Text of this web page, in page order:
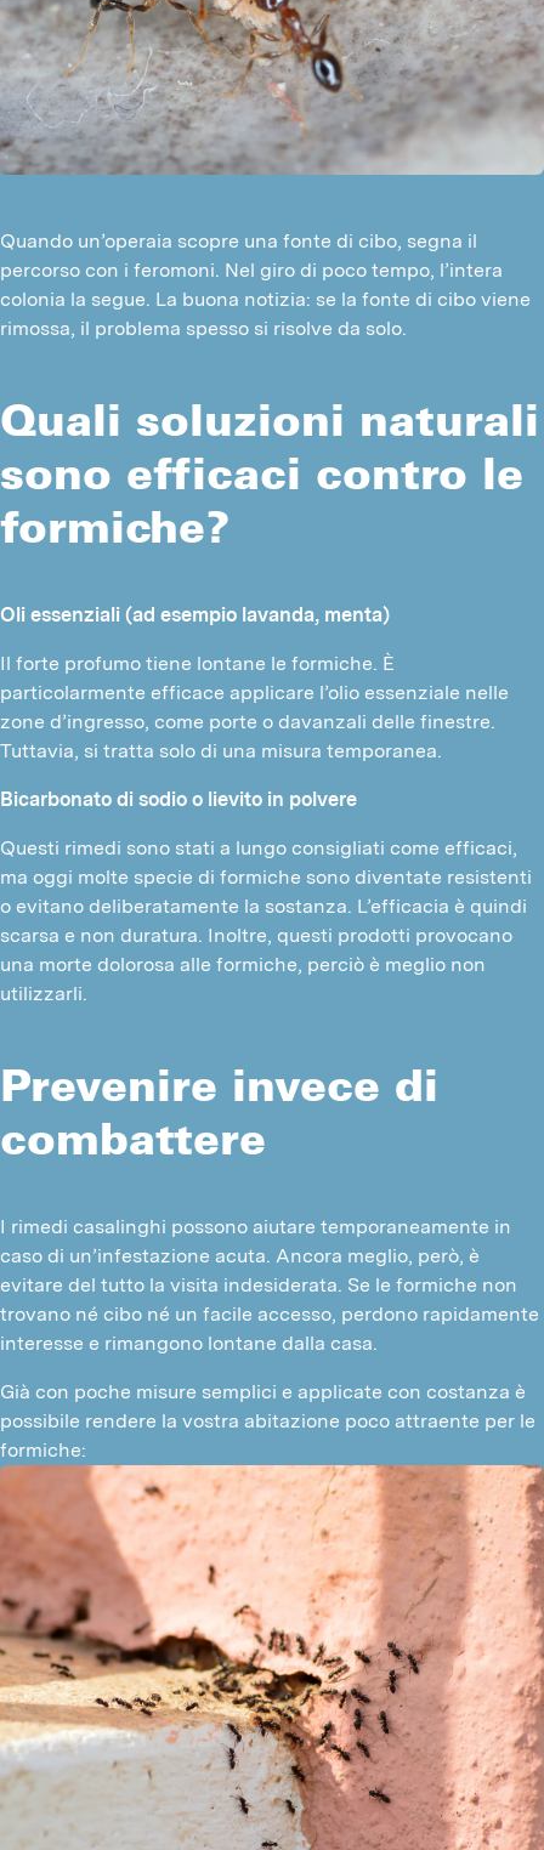
Quando un’operaia scopre una fonte di cibo, segna il
percorso con i feromoni. Nel giro di poco tempo, l’intera
colonia la segue. La buona notizia: se la fonte di cibo viene
rimossa, il problema spesso si risolve da solo.
Quali soluzioni naturali
sono efficaci contro le
formiche?
Oli essenziali (ad esempio lavanda, menta)
Il forte profumo tiene lontane le formiche. È
particolarmente efficace applicare l’olio essenziale nelle
zone d’ingresso, come porte o davanzali delle finestre.
Tuttavia, si tratta solo di una misura temporanea.
Bicarbonato di sodio o lievito in polvere
Questi rimedi sono stati a lungo consigliati come efficaci,
ma oggi molte specie di formiche sono diventate resistenti
o evitano deliberatamente la sostanza. L’efficacia è quindi
scarsa e non duratura. Inoltre, questi prodotti provocano
una morte dolorosa alle formiche, perciò è meglio non
utilizzarli.
Prevenire invece di
combattere
I rimedi casalinghi possono aiutare temporaneamente in
caso di un’infestazione acuta. Ancora meglio, però, è
evitare del tutto la visita indesiderata. Se le formiche non
trovano né cibo né un facile accesso, perdono rapidamente
interesse e rimangono lontane dalla casa.
Già con poche misure semplici e applicate con costanza è
possibile rendere la vostra abitazione poco attraente per le
formiche: